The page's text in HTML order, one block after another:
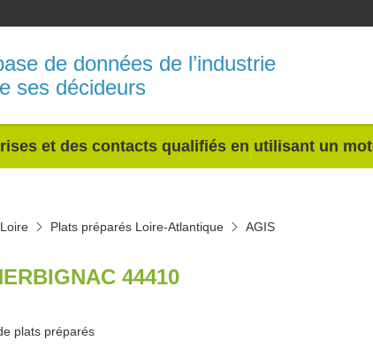
de données de l’industrie
ses décideurs
et des contacts qualifiés en utilisant un
Plats préparés Loire-Atlantique AGIS
44410
plats préparés